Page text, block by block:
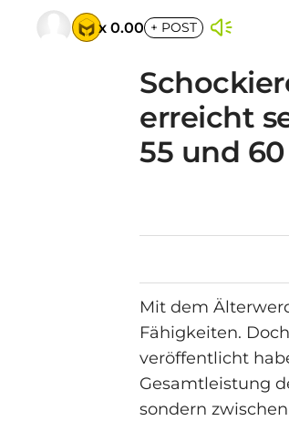
x 0.00 + POST
erreicht
55 und
Mit dem
Fähigkeiten.
veröffentlicht
Gesamtleistung
sondern